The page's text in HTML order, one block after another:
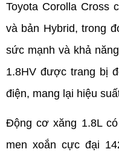
Toyota Corolla Cross
và bản Hybrid, trong
sức mạnh và khả
1.8HV được trang bị
điện, mang lại hiệu
Động cơ xăng 1.8L
men xoắn cực đại